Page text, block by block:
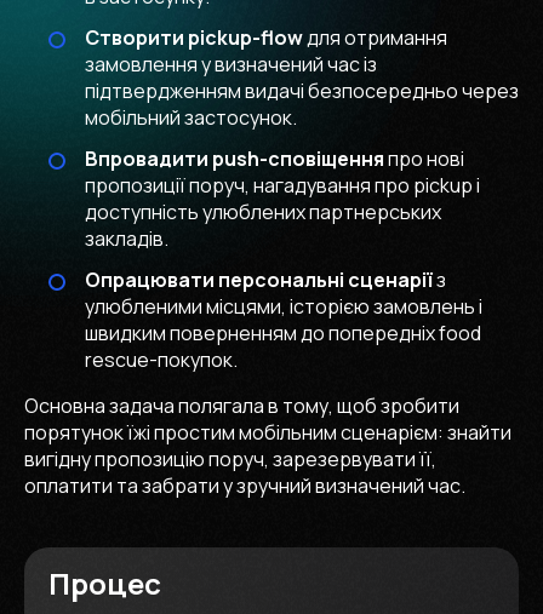
Створити pickup-flowдля отримання
замовлення у визначений час із
підтвердженням видачі безпосередньо через
мобільний застосунок.
Впровадити push-сповіщенняпро нові
пропозиції поруч, нагадування про pickup і
доступність улюблених партнерських
закладів.
Опрацювати персональні сценаріїз
улюбленими місцями, історією замовлень і
швидким поверненням до попередніх food
rescue-покупок.
Основна задача полягала в тому, щоб зробити
порятунок їжі простим мобільним сценарієм: знайти
вигідну пропозицію поруч, зарезервувати її,
оплатити та забрати у зручний визначений час.
Процес